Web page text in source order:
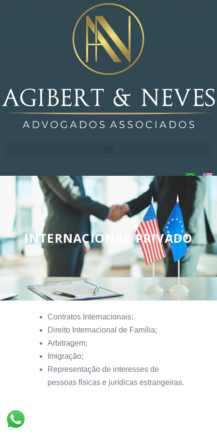
INTERNACIONAL PRIVADO
Contratos Internacionais;
Direito Internacional de Família;
Arbitragem;
Imigração;
Representação de interesses de
pessoas físicas e jurídicas estrangeiras.